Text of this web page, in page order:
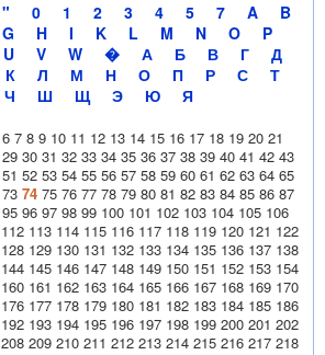
" 0 1 2 3 4 5 7 A
B
G H I K L M N O
P
U V W � А Б В Г
Д
К Л М Н О П Р С
Т
Ч Ш Щ Э Ю Я
6 7 8 9 10 11 12 13 14 15 16 17 18 19 20 21
29 30 31 32 33 34 35 36 37 38 39 40 41 42 43
51 52 53 54 55 56 57 58 59 60 61 62 63 64 65
73 74 75 76 77 78 79 80 81 82 83 84 85 86 87
95 96 97 98 99 100 101 102 103 104 105 106
112 113 114 115 116 117 118 119 120 121 122
128 129 130 131 132 133 134 135 136 137 138
144 145 146 147 148 149 150 151 152 153 154
160 161 162 163 164 165 166 167 168 169 170
176 177 178 179 180 181 182 183 184 185 186
192 193 194 195 196 197 198 199 200 201 202
208 209 210 211 212 213 214 215 216 217 218